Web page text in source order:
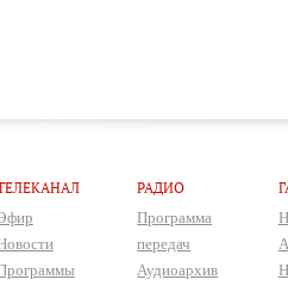
РАДИО
Программа
передач
Аудиоархив